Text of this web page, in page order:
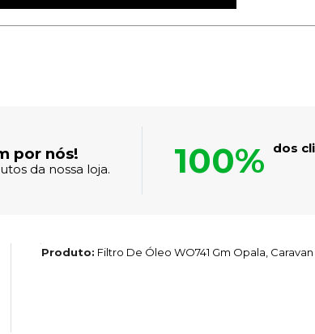
por nós!
da nossa loja. 100% dos
Produto: Filtro De Óleo WO741 Gm Opala, Caravan